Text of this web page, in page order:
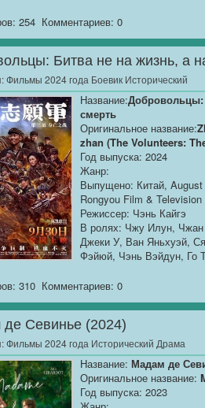
Перевод:
Качество:...
254 Комментариев: 0
Битва не на жизнь, а
Фильмы 2024 года Боевик Исторический
Название:Добровольцы:
смерть
Оригинальное название:
zhan (The Volunteers:
Год выпуска: 2024
Жанр:
Выпущено: Китай,
Rongyou Film &
Режиссер: Чэнь Кайгэ
В ролях: Чжу Илун,
Джеки У, Ван Яньхуэй,
Фэйюй, Чэнь Вэйдун, Го
Перевод: ...[/b]
310 Комментариев: 0
Севинье (2024)
Фильмы 2024 года Исторический Драма
Название: Мадам де
Оригинальное название:
Год выпуска: 2023